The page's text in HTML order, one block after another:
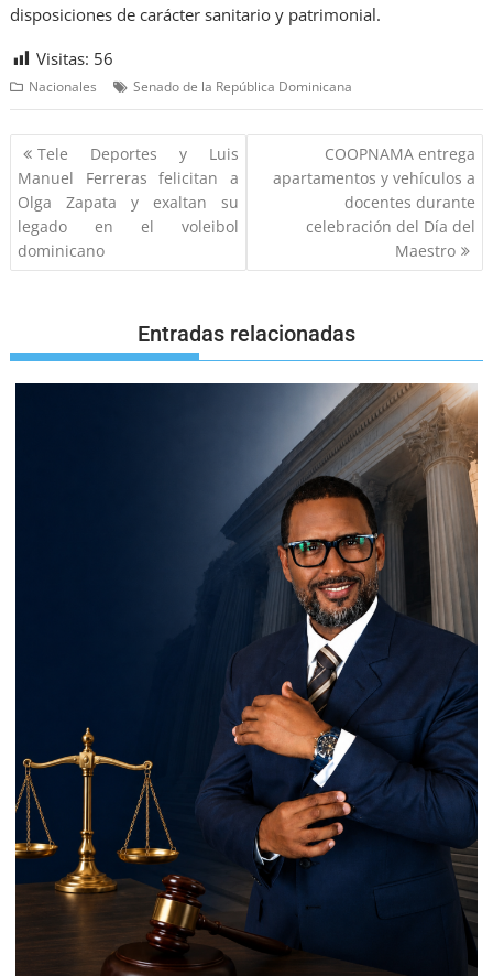
disposiciones de carácter sanitario y patrimonial.
Visitas: 56
Nacionales Senado de la República Dominicana
Tele Deportes y Luis
Manuel Ferreras felicitan a
Olga Zapata y exaltan su
legado en el voleibol
dominicano
COOPNAMA entrega
apartamentos y vehículos a
docentes durante
celebración del Día del
Maestro
Entradas relacionadas